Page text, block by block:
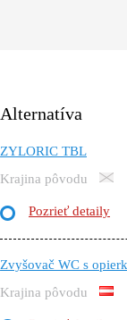
Alternatíva
ZYLORIC TBL
Krajina pôvodu
Pozrieť detaily
Zvyšovač WC s
Krajina pôvodu